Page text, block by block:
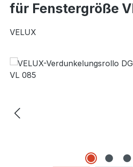
für Fenstergröße
VELUX
Bildergalerie überspringen